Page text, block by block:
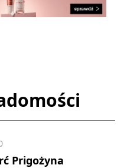
Prigożyna